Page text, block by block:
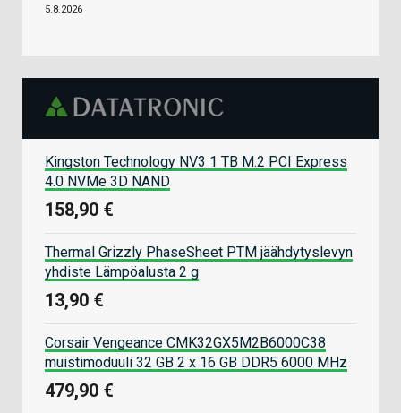
5.8.2026
Kingston Technology NV3 1 TB M.2 PCI Express
4.0 NVMe 3D NAND
158,90 €
Thermal Grizzly PhaseSheet PTM jäähdytyslevyn
yhdiste Lämpöalusta 2 g
13,90 €
Corsair Vengeance CMK32GX5M2B6000C38
muistimoduuli 32 GB 2 x 16 GB DDR5 6000 MHz
479,90 €